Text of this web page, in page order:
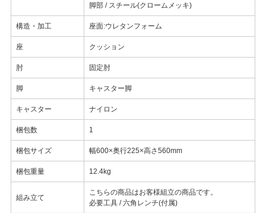
脚部 / スチール(クロームメッキ)
構造・加工 座面:ウレタンフォーム
座 クッション
肘 固定肘
脚 キャスター脚
キャスター ナイロン
梱包数 1
梱包サイズ 幅600×奥行225×高さ560mm
梱包重量 12.4kg
組み立て
こちらの商品はお客様組立の商品です。
必要工具 / 六角レンチ(付属)